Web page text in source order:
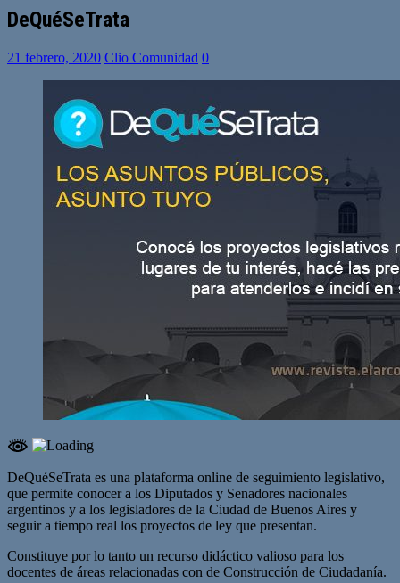
DeQuéSeTrata
21 febrero, 2020 Clio Comunidad 0
DeQuéSeTrata es una plataforma online de seguimiento legislativo,
que permite conocer a los Diputados y Senadores nacionales
argentinos y a los legisladores de la Ciudad de Buenos Aires y
seguir a tiempo real los proyectos de ley que presentan.
Constituye por lo tanto un recurso didáctico valioso para los
docentes de áreas relacionadas con de Construcción de Ciudadanía.